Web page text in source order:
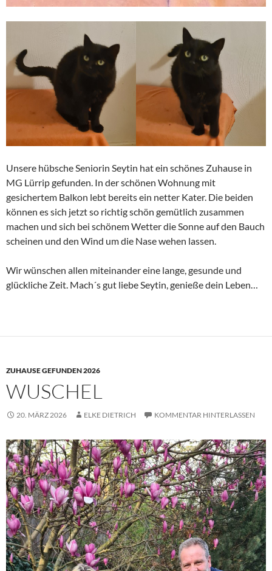
Unsere hübsche Seniorin Seytin hat ein schönes Zuhause in
MG Lürrip gefunden. In der schönen Wohnung mit
gesichertem Balkon lebt bereits ein netter Kater. Die beiden
können es sich jetzt so richtig schön gemütlich zusammen
machen und sich bei schönem Wetter die Sonne auf den Bauch
scheinen und den Wind um die Nase wehen lassen.
Wir wünschen allen miteinander eine lange, gesunde und
glückliche Zeit. Mach´s gut liebe Seytin, genieße dein Leben…
ZUHAUSE GEFUNDEN 2026
WUSCHEL
20. MÄRZ 2026 ELKE DIETRICH KOMMENTAR HINTERLASSEN